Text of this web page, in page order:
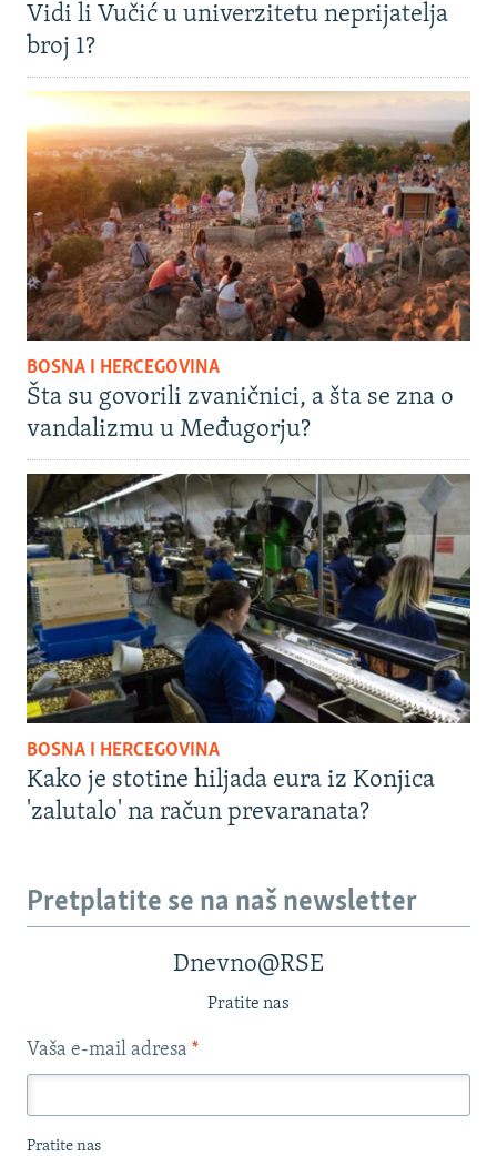
Vidi li Vučić u univerzitetu neprijatelja
broj 1?
BOSNA I HERCEGOVINA
Šta su govorili zvaničnici, a šta se zna o
vandalizmu u Međugorju?
BOSNA I HERCEGOVINA
Kako je stotine hiljada eura iz Konjica
'zalutalo' na račun prevaranata?
Pretplatite se na naš newsletter
Dnevno@RSE
Pratite nas
Vaša e-mail adresa *
Pratite nas